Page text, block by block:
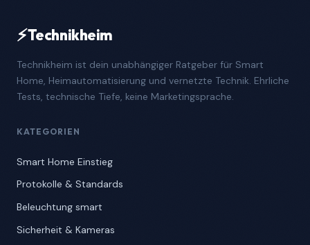
⚡Technikheim
Technikheim ist dein unabhängiger Ratgeber für Smart
Home, Heimautomatisierung und vernetzte Technik. Ehrliche
Tests, technische Tiefe, keine Marketingsprache.
KATEGORIEN
Smart Home Einstieg
Protokolle & Standards
Beleuchtung smart
Sicherheit & Kameras